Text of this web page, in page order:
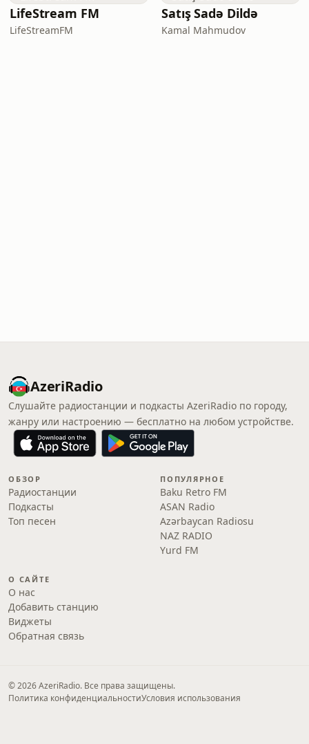
LifeStream FM
LifeStreamFM
Satış Sadə Dildə
Kamal Mahmudov
AzeriRadio
Слушайте радиостанции и подкасты AzeriRadio по городу,
жанру или настроению — бесплатно на любом устройстве.
ОБЗОР
Радиостанции
Подкасты
Топ песен
ПОПУЛЯРНОЕ
Baku Retro FM
ASAN Radio
Azərbaycan Radiosu
NAZ RADIO
Yurd FM
О САЙТЕ
О нас
Добавить станцию
Виджеты
Обратная связь
© 2026 AzeriRadio. Все права защищены.
Политика конфиденциальностиУсловия использования